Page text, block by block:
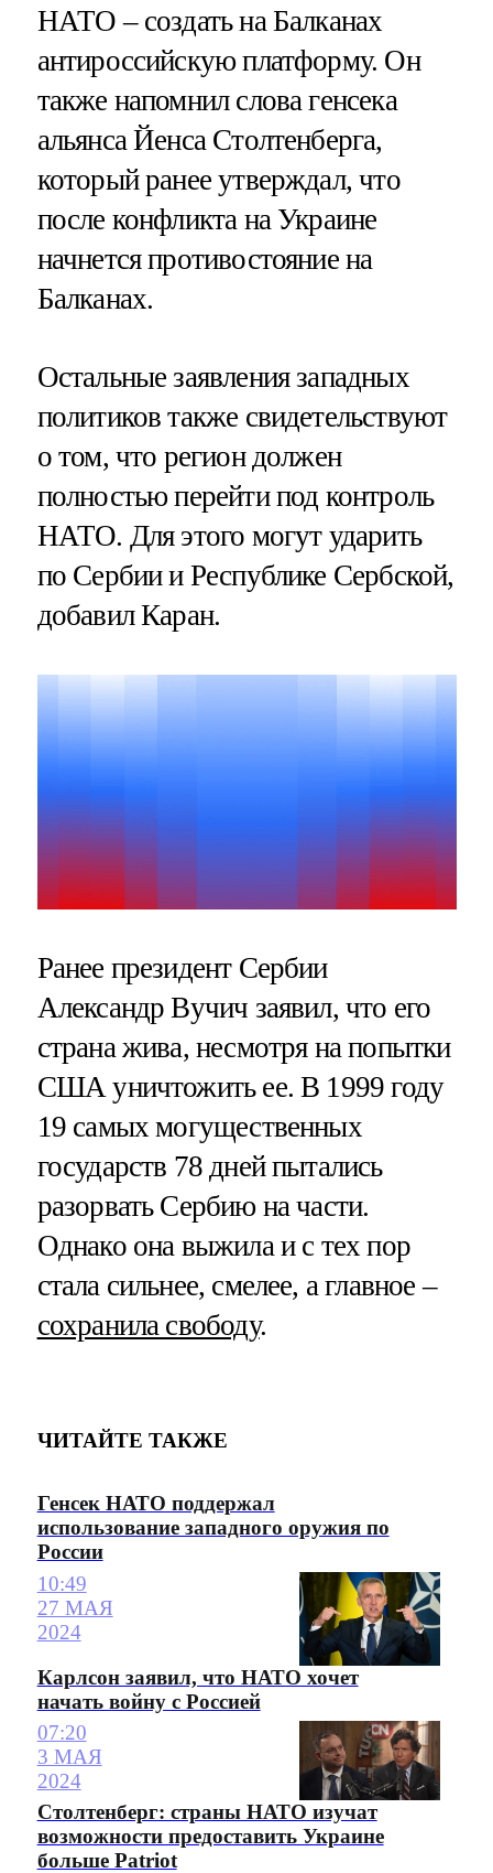
НАТО – создать на Балканах
антироссийскую платформу. Он
также напомнил слова генсека
альянса Йенса Столтенберга,
который ранее утверждал, что
после конфликта на Украине
начнется противостояние на
Балканах.
Остальные заявления западных
политиков также свидетельствуют
о том, что регион должен
полностью перейти под контроль
НАТО. Для этого могут ударить
по Сербии и Республике Сербской,
добавил Каран.
Ранее президент Сербии
Александр Вучич заявил, что его
страна жива, несмотря на попытки
США уничтожить ее. В 1999 году
19 самых могущественных
государств 78 дней пытались
разорвать Сербию на части.
Однако она выжила и с тех пор
стала сильнее, смелее, а главное –
сохранила свободу.
ЧИТАЙТЕ ТАКЖЕ
Генсек НАТО поддержал
использование западного оружия по
России
10:49
27 МАЯ
2024
Карлсон заявил, что НАТО хочет
начать войну с Россией
07:20
3 МАЯ
2024
Столтенберг: страны НАТО изучат
возможности предоставить Украине
больше Patriot